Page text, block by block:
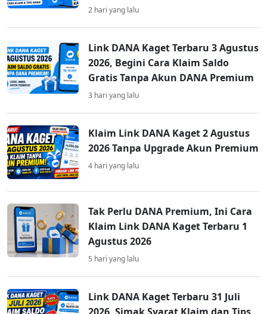
2 hari yang lalu
Link DANA Kaget Terbaru 3 Agustus
2026, Begini Cara Klaim Saldo
Gratis Tanpa Akun DANA Premium
3 hari yang lalu
Klaim Link DANA Kaget 2 Agustus
2026 Tanpa Upgrade Akun Premium
4 hari yang lalu
Tak Perlu DANA Premium, Ini Cara
Klaim Link DANA Kaget Terbaru 1
Agustus 2026
5 hari yang lalu
Link DANA Kaget Terbaru 31 Juli